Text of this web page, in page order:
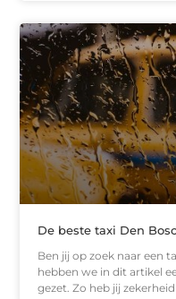
De beste taxi Den
Ben jij op zoek naar een
hebben we in dit artikel
gezet. Zo heb jij